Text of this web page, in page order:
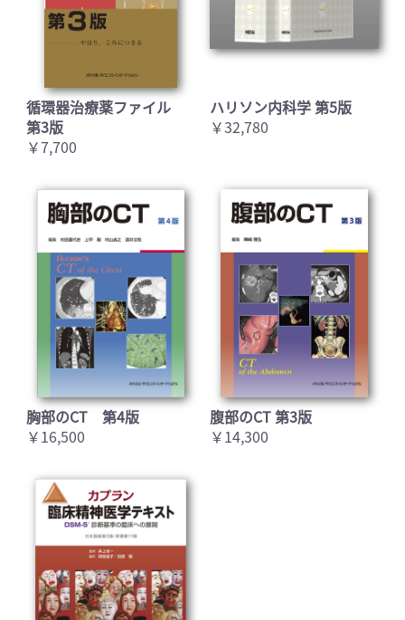
循環器治療薬ファイル
第3版
￥7,700
ハリソン内科学 第5版
￥32,780
胸部のCT 第4版
￥16,500
腹部のCT 第3版
￥14,300